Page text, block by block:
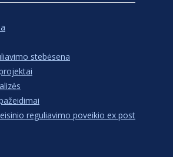
stebėsena
reguliavimo poveikio ex post